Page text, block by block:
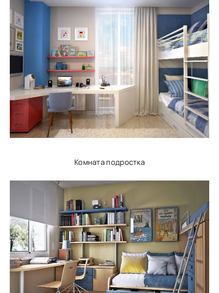
Комната подростка